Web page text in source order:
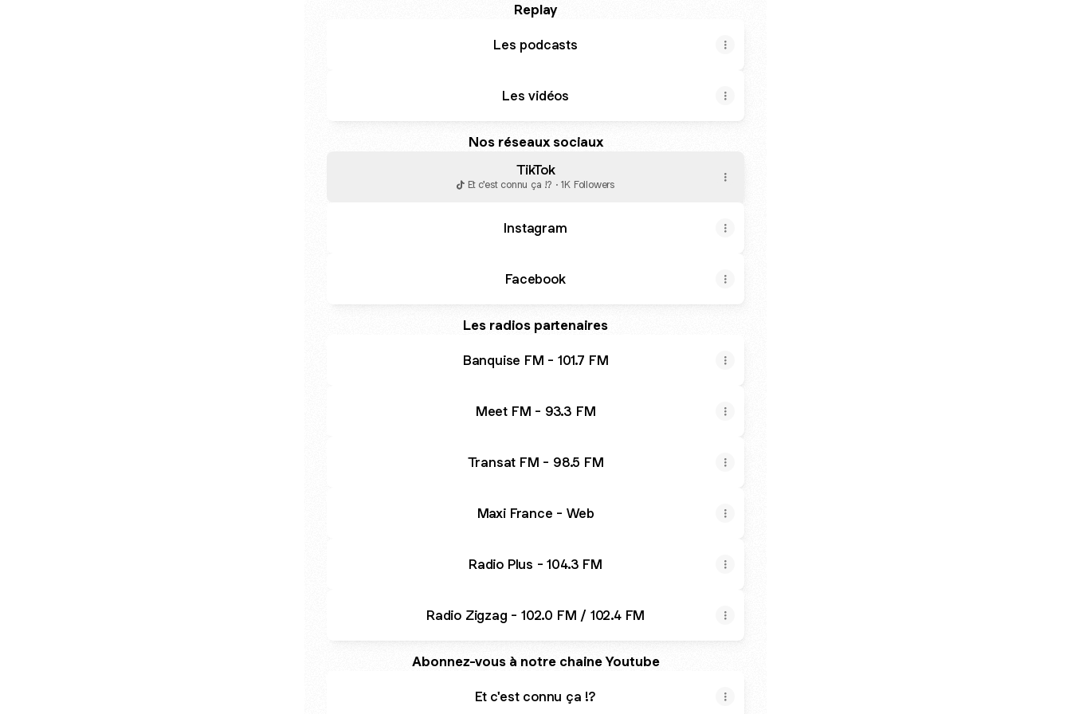
Replay
Les podcasts
Les vidéos
Nos réseaux sociaux
TikTok
Et c'est connu ça !? · 1K Followers
Instagram
Facebook
Les radios partenaires
Banquise FM - 101.7 FM
Meet FM - 93.3 FM
Transat FM - 98.5 FM
Maxi France - Web
Radio Plus - 104.3 FM
Radio Zigzag - 102.0 FM / 102.4 FM
Abonnez-vous à notre chaine Youtube
Et c'est connu ça !?